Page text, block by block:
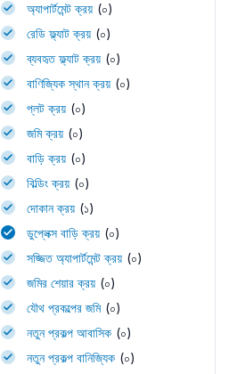
অ্যাপার্টমেন্ট ক্রয় (০)
রেডি ফ্ল্যাট ক্রয় (০)
ব্যবহৃত ফ্ল্যাট ক্রয় (০)
বাণিজ্যিক স্থান ক্রয় (০)
প্লট ক্রয় (০)
জমি ক্রয় (০)
বাড়ি ক্রয় (০)
বিল্ডিং ক্রয় (০)
দোকান ক্রয় (১)
ডুপ্লেক্স বাড়ি ক্রয় (০)
সজ্জিত অ্যাপার্টমেন্ট ক্রয় (০)
জমির শেয়ার ক্রয় (০)
যৌথ প্রকল্পের জমি (০)
নতুন প্রকল্প আবাসিক (০)
নতুন প্রকল্প বানিজ্যিক (০)